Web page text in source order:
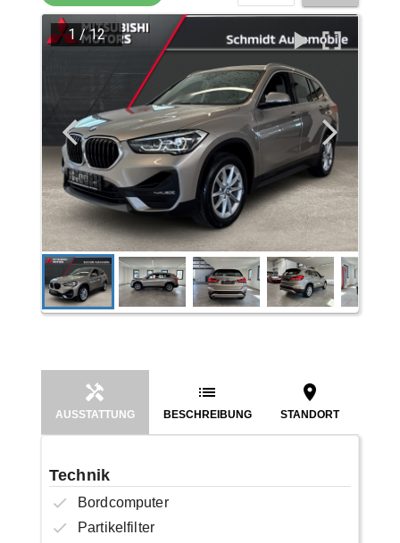
1 /12
AUSSTATTUNG BESCHREIBUNG STANDORT
Technik
Bordcomputer
Partikelfilter